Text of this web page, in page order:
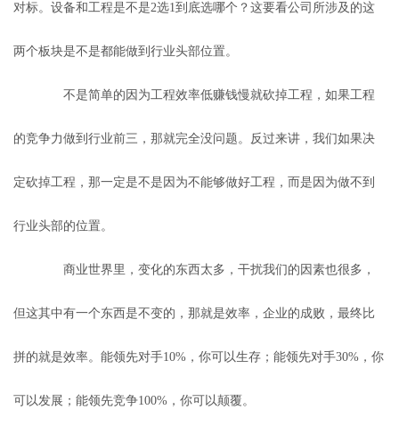
对标。设备和工程是不是2选1到底选哪个？这要看公司所涉及的这
两个板块是不是都能做到行业头部位置。
不是简单的因为工程效率低赚钱慢就砍掉工程，如果工程
的竞争力做到行业前三，那就完全没问题。反过来讲，我们如果决
定砍掉工程，那一定是不是因为不能够做好工程，而是因为做不到
行业头部的位置。
商业世界里，变化的东西太多，干扰我们的因素也很多，
但这其中有一个东西是不变的，那就是效率，企业的成败，最终比
拼的就是效率。能领先对手10%，你可以生存；能领先对手30%，你
可以发展；能领先竞争100%，你可以颠覆。